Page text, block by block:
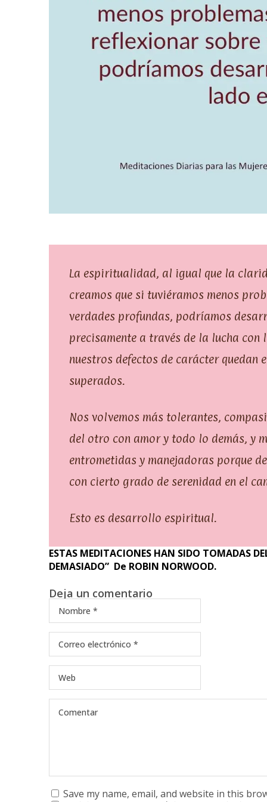
La espiritualidad, al igual que la
creamos que si tuviéramos menos
verdades profundas, podríamos
precisamente a través de la lucha
nuestros defectos de carácter quedan
superados.
Nos volvemos más tolerantes,
del otro con amor y todo lo demás, y
entrometidas y manejadoras porque
con cierto grado de serenidad en el
Esto es desarrollo espiritual.
ESTAS MEDITACIONES HAN SIDO TOMADAS
DEMASIADO” De ROBIN NORWOOD.
Deja un comentario
Save my name, email, and website in this